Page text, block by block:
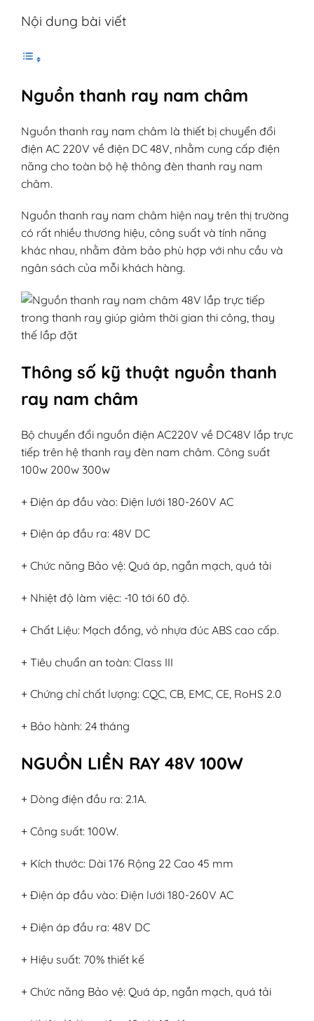
Nội dung bài viết
Nguồn thanh ray nam châm
Nguồn thanh ray nam châm là thiết bị chuyển đổi
điện AC 220V về điện DC 48V, nhằm cung cấp điện
năng cho toàn bộ hệ thông đèn thanh ray nam
châm.
Nguồn thanh ray nam châm hiện nay trên thị trường
có rất nhiều thương hiệu, công suất và tính năng
khác nhau, nhằm đảm bảo phù hợp với nhu cầu và
ngân sách của mỗi khách hàng.
Thông số kỹ thuật nguồn thanh
ray nam châm
Bộ chuyển đổi nguồn điện AC220V về DC48V lắp trực
tiếp trên hệ thanh ray đèn nam châm. Công suất
100w 200w 300w
+ Điện áp đầu vào: Điện lưới 180-260V AC
+ Điện áp đầu ra: 48V DC
+ Chức năng Bảo vệ: Quá áp, ngắn mạch, quá tải
+ Nhiệt độ làm việc: -10 tới 60 độ.
+ Chất Liệu: Mạch đồng, vỏ nhựa đúc ABS cao cấp.
+ Tiêu chuẩn an toàn: Class III
+ Chứng chỉ chất lượng: CQC, CB, EMC, CE, RoHS 2.0
+ Bảo hành: 24 tháng
NGUỒN LIỀN RAY 48V 100W
+ Dòng điện đầu ra: 2.1A.
+ Công suất: 100W.
+ Kích thước: Dài 176 Rộng 22 Cao 45 mm
+ Điện áp đầu vào: Điện lưới 180-260V AC
+ Điện áp đầu ra: 48V DC
+ Hiệu suất: 70% thiết kế
+ Chức năng Bảo vệ: Quá áp, ngắn mạch, quá tải